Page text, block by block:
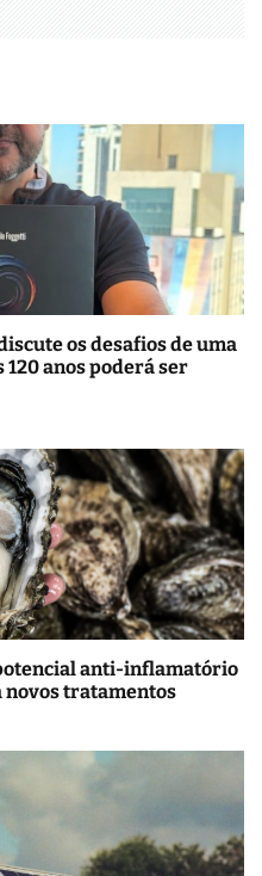
os desafios de uma
anos poderá ser
anti-inflamatório
novos tratamentos